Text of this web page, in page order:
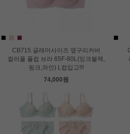
CB715 글래머사이즈 옆구리커버
컬러플 풀컵 브라 65F-80L(잉크블랙,
핑크,와인) L컵입고!!!
74,000원